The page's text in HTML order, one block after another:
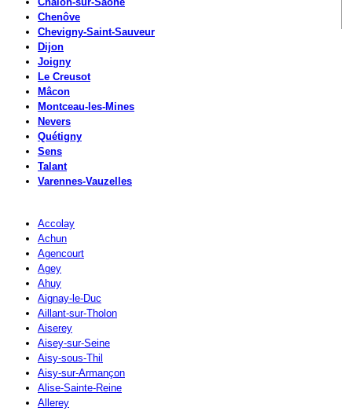
Chenôve
Chevigny-Saint-Sauveur
Dijon
Joigny
Le Creusot
Mâcon
Montceau-les-Mines
Nevers
Quétigny
Sens
Talant
Varennes-Vauzelles
Accolay
Achun
Agencourt
Agey
Ahuy
Aignay-le-Duc
Aillant-sur-Tholon
Aiserey
Aisey-sur-Seine
Aisy-sous-Thil
Aisy-sur-Armançon
Alise-Sainte-Reine
Allerey